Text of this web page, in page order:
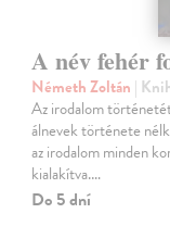
A név fehér
Németh Zoltán |
Az irodalom
álnevek története
az irodalom minden
kialakítva.…
Do 5 dní